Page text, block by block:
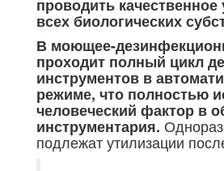
проводить качественное
всех биологических
В моющее-
проходит полный цикл
инструментов в
режиме, что полностью
человеческий фактор в
инструментария.
подлежат утилизации